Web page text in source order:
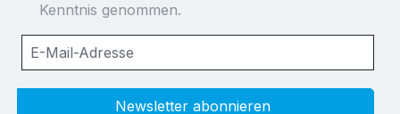
Kenntnis genommen.
Newsletter abonnieren